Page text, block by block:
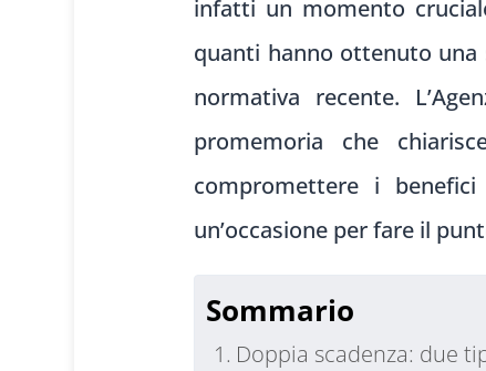
infatti un momento
quanti hanno ottenuto
normativa recente.
promemoria che
compromettere i
un’occasione per fare il
Sommario
Doppia scadenza: due